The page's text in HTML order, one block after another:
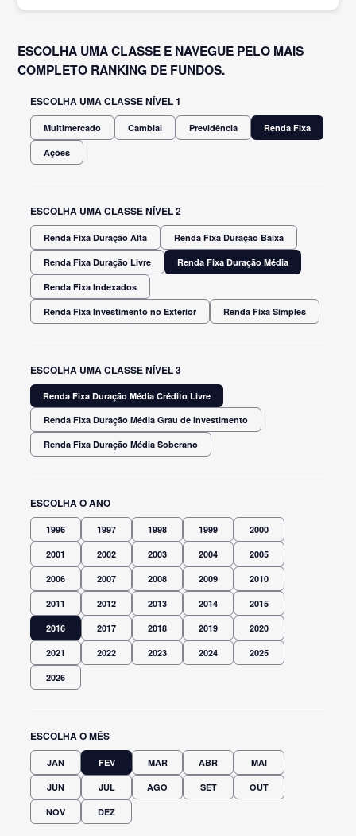
ESCOLHA UMA CLASSE E NAVEGUE PELO MAIS
COMPLETO RANKING DE FUNDOS.
ESCOLHA UMA CLASSE NÍVEL 1
Multimercado Cambial Previdência Renda Fixa
Ações
ESCOLHA UMA CLASSE NÍVEL 2
Renda Fixa Duração Alta Renda Fixa Duração Baixa
Renda Fixa Duração Livre Renda Fixa Duração Média
Renda Fixa Indexados
Renda Fixa Investimento no Exterior Renda Fixa Simples
ESCOLHA UMA CLASSE NÍVEL 3
Renda Fixa Duração Média Crédito Livre
Renda Fixa Duração Média Grau de Investimento
Renda Fixa Duração Média Soberano
ESCOLHA O ANO
1996 1997 1998 1999 2000
2001 2002 2003 2004 2005
2006 2007 2008 2009 2010
2011 2012 2013 2014 2015
2016 2017 2018 2019 2020
2021 2022 2023 2024 2025
2026
ESCOLHA O MÊS
JAN FEV MAR ABR MAI
JUN JUL AGO SET OUT
NOV DEZ